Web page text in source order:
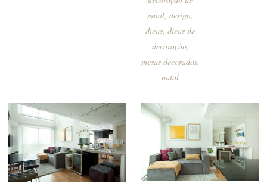
natal,design,
dicas,dicas de
decoração,
mesas decoradas,
natal